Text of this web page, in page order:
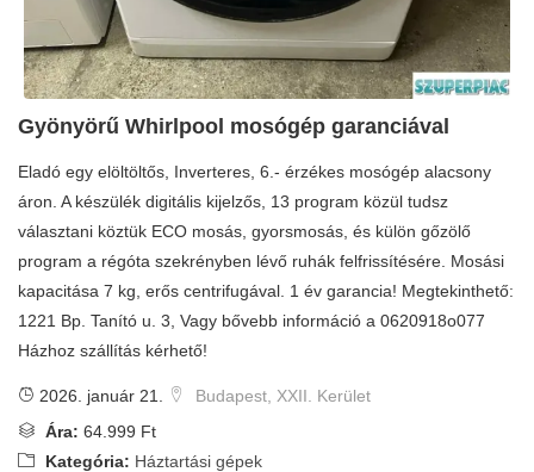
Gyönyörű Whirlpool mosógép garanciával
Eladó egy elöltöltős, Inverteres, 6.- érzékes mosógép alacsony
áron. A készülék digitális kijelzős, 13 program közül tudsz
választani köztük ECO mosás, gyorsmosás, és külön gőzölő
program a régóta szekrényben lévő ruhák felfrissítésére. Mosási
kapacitása 7 kg, erős centrifugával. 1 év garancia! Megtekinthető:
1221 Bp. Tanító u. 3, Vagy bővebb információ a 0620918o077
Házhoz szállítás kérhető!
2026. január 21.
Budapest, XXII. Kerület
Ára: 64.999 Ft
Kategória: Háztartási gépek